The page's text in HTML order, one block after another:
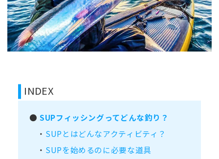
INDEX
●SUPフィッシングってどんな釣り？
・ SUPとはどんなアクティビティ？
・ SUPを始めるのに必要な道具